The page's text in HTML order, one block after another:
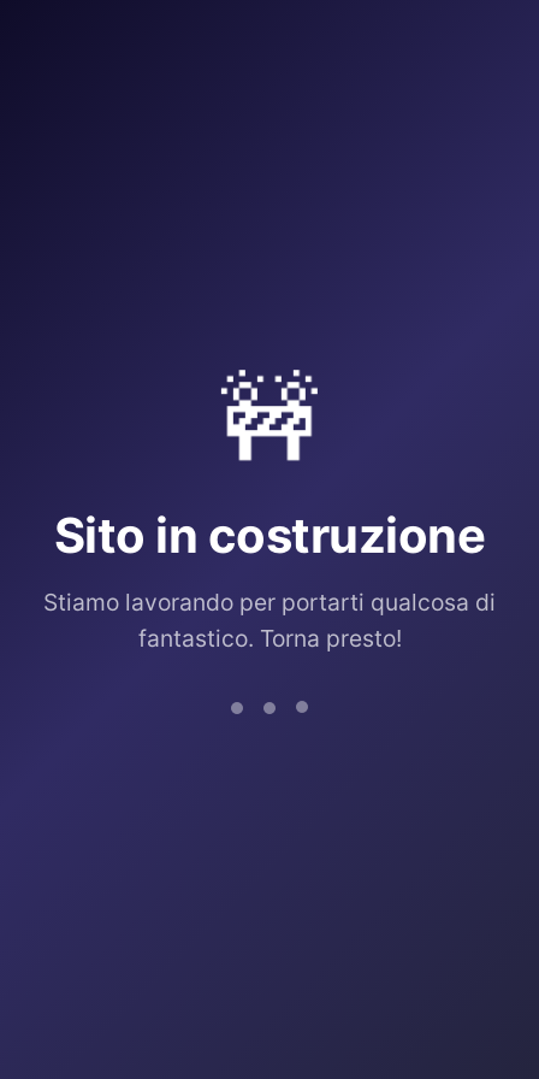
🚧
Sito in costruzione
Stiamo lavorando per portarti qualcosa di
fantastico. Torna presto!